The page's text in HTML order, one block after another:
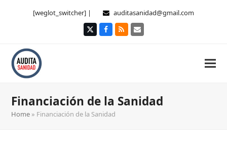
[weglot_switcher] | auditasanidad@gmail.com
TwitterFacebook
RSS Correo
Financiación de la Sanidad
Home » Financiación de la Sanidad